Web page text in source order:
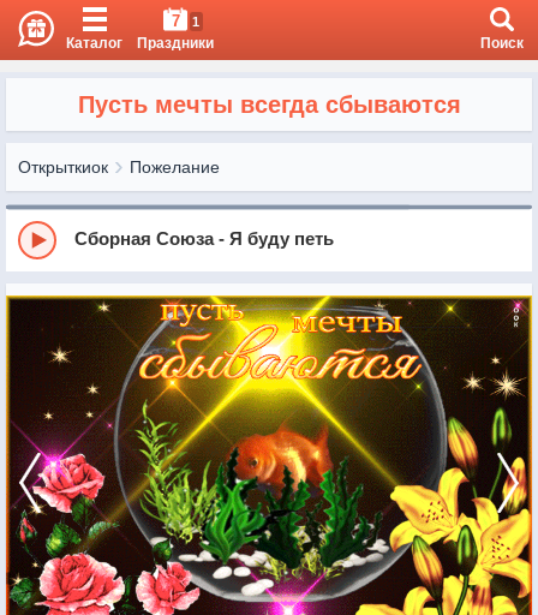
Каталог
7 1
Праздники Поиск
Пусть мечты всегда сбываются
Открыткиок Пожелание
Сборная Союза - Я буду петь